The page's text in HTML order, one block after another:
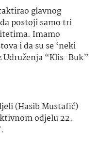
glavnog
postoji samo tri
Imamo
i da su se ‘neki
Udruženja “Klis-Buk”
(Hasib Mustafić)
odjelu 22.